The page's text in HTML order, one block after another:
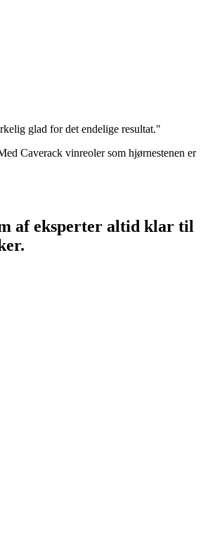
glad for det endelige resultat."
Caverack vinreoler som hjørnestenen er
af eksperter altid klar til